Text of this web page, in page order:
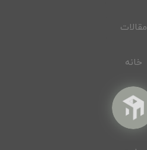
مقالات
خانه